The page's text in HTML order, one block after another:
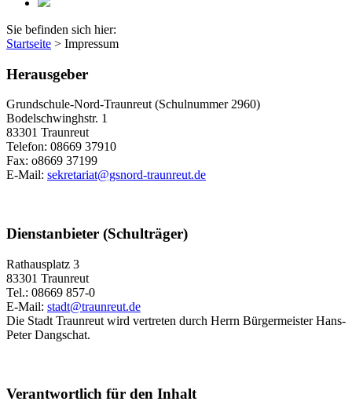
Sie befinden sich hier:
Startseite > Impressum
Herausgeber
Grundschule-Nord-Traunreut (Schulnummer 2960)
Bodelschwinghstr. 1
83301 Traunreut
Telefon: 08669 37910
Fax: o8669 37199
E-Mail: sekretariat@gsnord-traunreut.de
Dienstanbieter (Schulträger)
Rathausplatz 3
83301 Traunreut
Tel.: 08669 857-0
E-Mail: stadt@traunreut.de
Die Stadt Traunreut wird vertreten durch Herrn Bürgermeister Hans-
Peter Dangschat.
Verantwortlich für den Inhalt